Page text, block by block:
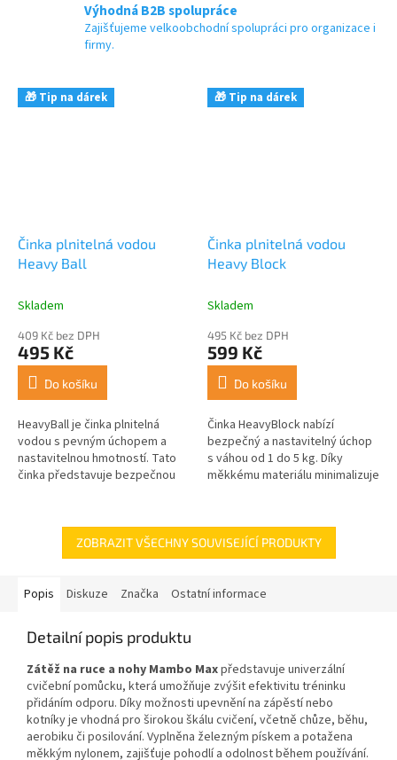
Výhodná B2B spolupráce
Zajišťujeme velkoobchodní spolupráci pro organizace i
firmy.
🎁 Tip na dárek
Činka plnitelná vodou
Heavy Ball
Skladem
409 Kč bez DPH
495 Kč
Do košíku
HeavyBall je činka plnitelná
vodou s pevným úchopem a
nastavitelnou hmotností. Tato
činka představuje bezpečnou
🎁 Tip na dárek
Činka plnitelná vodou
Heavy Block
Skladem
495 Kč bez DPH
599 Kč
Do košíku
Činka HeavyBlock nabízí
bezpečný a nastavitelný úchop
s váhou od 1 do 5 kg. Díky
měkkému materiálu minimalizuje
ZOBRAZIT VŠECHNY SOUVISEJÍCÍ PRODUKTY
Popis Diskuze Značka Ostatní informace
Detailní popis produktu
Zátěž na ruce a nohy Mambo Maxpředstavuje univerzální
cvičební pomůcku, která umožňuje zvýšit efektivitu tréninku
přidáním odporu. Díky možnosti upevnění na zápěstí nebo
kotníky je vhodná pro širokou škálu cvičení, včetně chůze, běhu,
aerobiku či posilování. Vyplněna železným pískem a potažena
měkkým nylonem, zajišťuje pohodlí a odolnost během používání.